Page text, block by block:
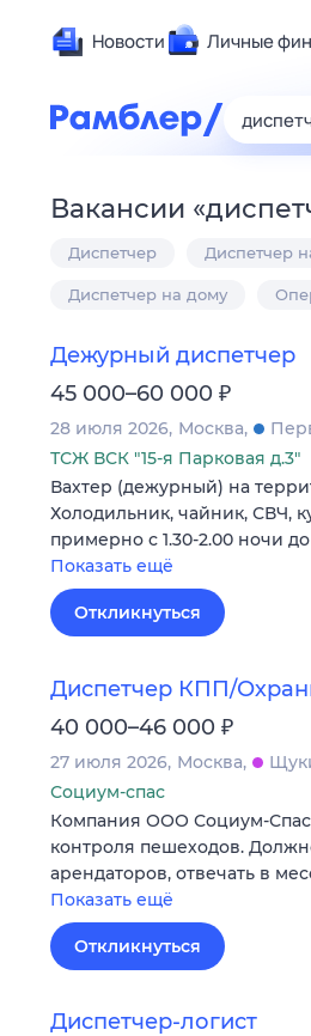
Новости Личные
Вакансии «
Диспетчер Диспетчер
Диспетчер на дому
Дежурный диспетчер
45 000–60 000 ₽
28 июля 2026 Москва
ТСЖ ВСК "15-я Парковая д.3"
Вахтер (дежурный) на
Холодильник, чайник, СВЧ,
примерно с 1.30-2.00 ночи до
Показать ещё
Откликнуться
Диспетчер КПП/
40 000–46 000 ₽
27 июля 2026 Москва
Социум-спас
Компания ООО Социум-
контроля пешеходов.
арендаторов, отвечать в
Показать ещё
Откликнуться
Диспетчер-логист